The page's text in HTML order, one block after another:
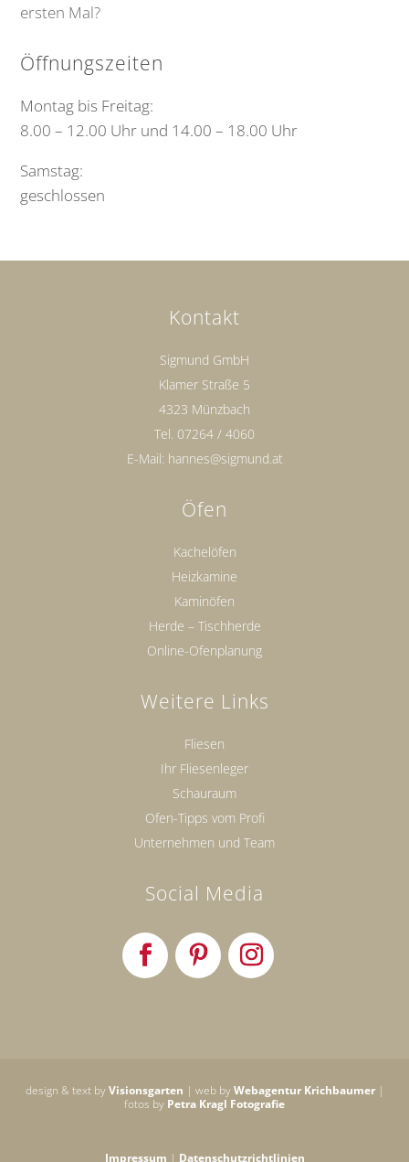
ersten Mal?
Öffnungszeiten
Montag bis Freitag:
8.00 – 12.00 Uhr und 14.00 – 18.00 Uhr
Samstag:
geschlossen
Kontakt
Sigmund GmbH
Klamer Straße 5
4323 Münzbach
Tel. 07264 / 4060
E-Mail: hannes@sigmund.at
Öfen
Kachelöfen
Heizkamine
Kaminöfen
Herde – Tischherde
Online-Ofenplanung
Weitere Links
Fliesen
Ihr Fliesenleger
Schauraum
Ofen-Tipps vom Profi
Unternehmen und Team
Social Media
design & text byVisionsgarten | web byWebagentur Krichbaumer|
fotos by Petra Kragl Fotografie
Impressum | Datenschutzrichtlinien